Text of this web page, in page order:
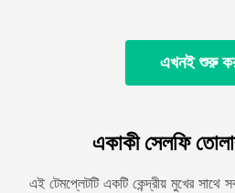
এখনই শুরু
একাকী সেলফি
এই টেমপ্লেটটি একটি কেন্দ্রীয় মুখের সাথে